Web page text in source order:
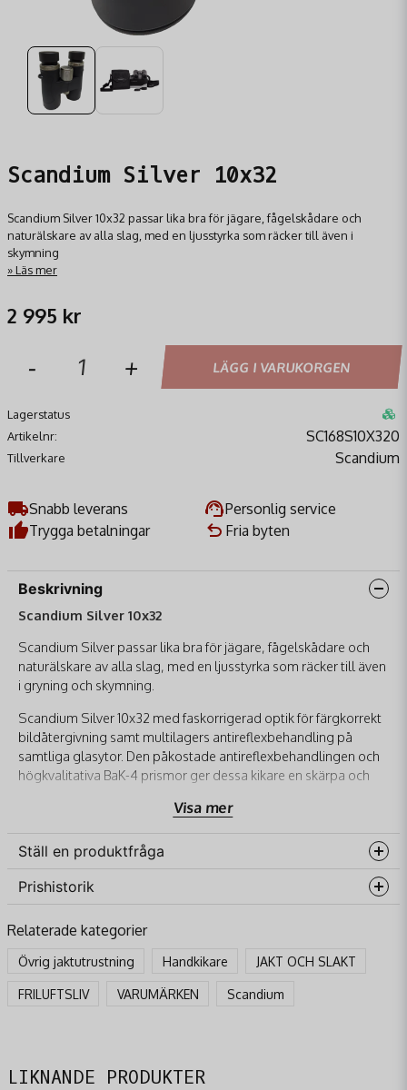
Scandium Silver 10x32
Scandium Silver 10x32​ passar lika bra för jägare, fågelskådare och
naturälskare av alla slag, med en ljusstyrka som räcker till även i
skymning
Läs mer
2 995 kr
- + LÄGG I VARUKORGEN
Lagerstatus
Artikelnr:
SC168S10X320
Tillverkare Scandium
Snabb leverans
Personlig service
Trygga betalningar
Fria byten
Beskrivning
Scandium Silver 10x32
Scandium Silver passar lika bra för jägare, fågelskådare och
naturälskare av alla slag, med en ljusstyrka som räcker till även
i gryning och skymning.
Scandium Silver 10x32 med faskorrigerad optik för färgkorrekt
bildåtergivning samt multilagers antireflexbehandling på
samtliga glasytor. Den påkostade antireflexbehandlingen och
högkvalitativa BaK-4 prismor ger dessa kikare en skärpa och
Dimensioner (B x H x D)120x135x50
Utgångspupill Ø3,2
ÖgonmusslaTwist-Up
Synfält (°)6,3
GlastypBaK-4
Förstoring (x)10
Visa mer
Ställ en produktfråga
question
Fråga oss något om denna produkten...
name
Namn
Mejladress
Prishistorik
Relaterade kategorier
Övrig jaktutrustning Handkikare JAKT OCH SLAKT
FRILUFTSLIV VARUMÄRKEN Scandium
LIKNANDE PRODUKTER